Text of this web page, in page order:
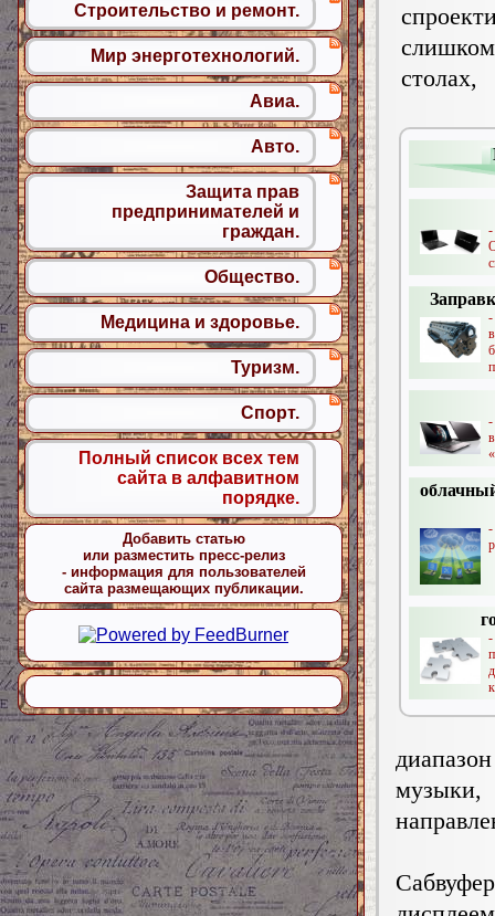
-
-
-
музыки,
Строительство и ремонт.
Мир энерготехнологий.
Авиа.
Авто.
Защита прав
предпринимателей и
граждан.
Общество.
Медицина и здоровье.
Туризм.
Спорт.
Полный список всех тем
сайта в алфавитном
порядке.
Добавить статью
или разместить пресс-релиз
- информация для пользователей
сайта размещающих публикации.